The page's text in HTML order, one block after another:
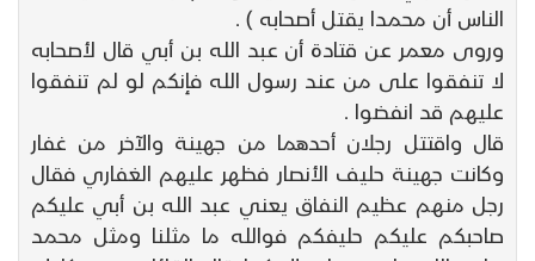
الناس أن محمدا يقتل أصحابه ) .
وروى معمر عن قتادة أن عبد الله بن أبي قال لأصحابه
لا تنفقوا على من عند رسول الله فإنكم لو لم تنفقوا
عليهم قد انفضوا .
قال واقتتل رجلان أحدهما من جهينة والآخر من غفار
وكانت جهينة حليف الأنصار فظهر عليهم الغفاري فقال
رجل منهم عظيم النفاق يعني عبد الله بن أبي عليكم
صاحبكم عليكم حليفكم فوالله ما مثلنا ومثل محمد